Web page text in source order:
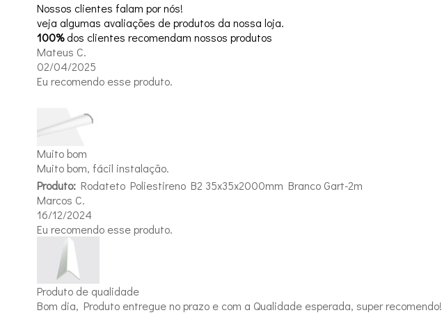
Nossos clientes falam por nós!
veja algumas avaliações de produtos da nossa loja.
100% dos clientes recomendam nossos produtos
Mateus C.
02/04/2025
Eu recomendo esse produto.
Muito bom
Muito bom, fácil instalação.
Produto:Rodateto Poliestireno B2 35x35x2000mm Branco Gart-2m
Marcos C.
16/12/2024
Eu recomendo esse produto.
Produto de qualidade
Bom dia, Produto entregue no prazo e com a Qualidade esperada, super recomendo!